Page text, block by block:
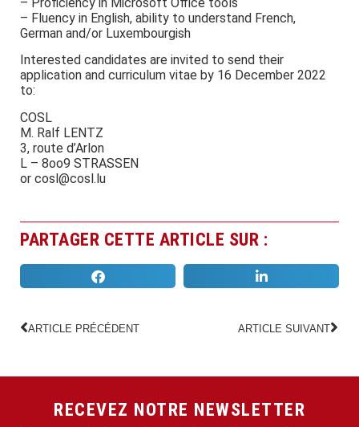
– Fluency in English, ability to understand French,
German and/or Luxembourgish
Interested candidates are invited to send their
application and curriculum vitae by 16 December 2022
to:
COSL
M. Ralf LENTZ
3, route d’Arlon
L – 8oo9 STRASSEN
or cosl@cosl.lu
PARTAGER CETTE ARTICLE SUR :
ARTICLE PRÉCÉDENT ARTICLE SUIVANT
RECEVEZ NOTRE NEWSLETTER